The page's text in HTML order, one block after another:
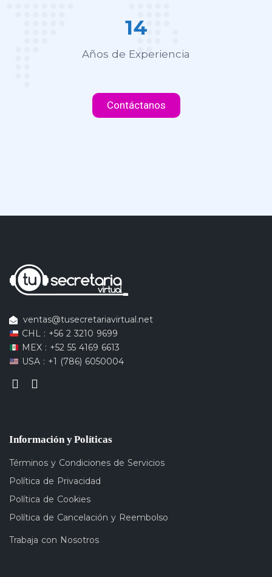
14
Años de Experiencia
Contáctanos
ventas@tusecretariavirtual.net
CHL : +56 2 3210 9699
MEX : +52 55 4169 6613
USA : +1 (786) 6050004
Información y Políticas
Términos y Condiciones de Servicios
Política de Privacidad
Política de Cookies
Política de Cancelación y Reembolso
Trabaja con Nosotros